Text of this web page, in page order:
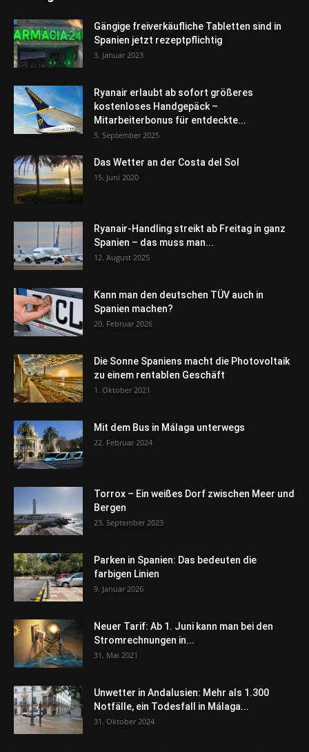
Gängige freiverkäufliche Tabletten sind in
Spanien jetzt rezeptpflichtig
3. Januar 2023
Ryanair erlaubt ab sofort größeres
kostenloses Handgepäck –
Mitarbeiterbonus für entdeckte...
5. September 2025
Das Wetter an der Costa del Sol
15. Juni 2020
Ryanair-Handling streikt ab Freitag in ganz
Spanien – das muss man...
12. August 2025
Kann man den deutschen TÜV auch in
Spanien machen?
20. Februar 2026
Die Sonne Spaniens macht die Photovoltaik
zu einem rentablen Geschäft
1. Oktober 2021
Mit dem Bus in Málaga unterwegs
22. Februar 2024
Torrox – Ein weißes Dorf zwischen Meer und
Bergen
23. September 2023
Parken in Spanien: Das bedeuten die
farbigen Linien
9. Januar 2026
Neuer Tarif: Ab 1. Juni kann man bei den
Stromrechnungen in...
31. Mai 2021
Unwetter in Andalusien: Mehr als 1.300
Notfälle, ein Todesfall in Málaga...
31. Oktober 2024